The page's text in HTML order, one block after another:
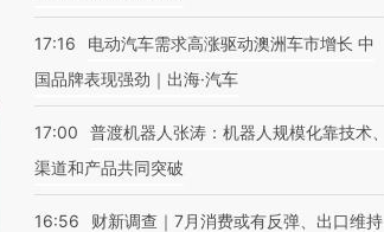
17:16
电动汽车需求高涨驱动澳洲车市增长 中
国品牌表现强劲｜出海·汽车
17:00
普渡机器人张涛：机器人规模化靠技术、
渠道和产品共同突破
16:56
财新调查｜7月消费或有反弹、出口维持